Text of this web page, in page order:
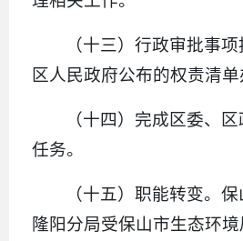
（十三）行政审批事
区人民政府公布的权责清单
（十四）完成区委、
任务。
（十五）职能转变。
隆阳分局受保山市生态环